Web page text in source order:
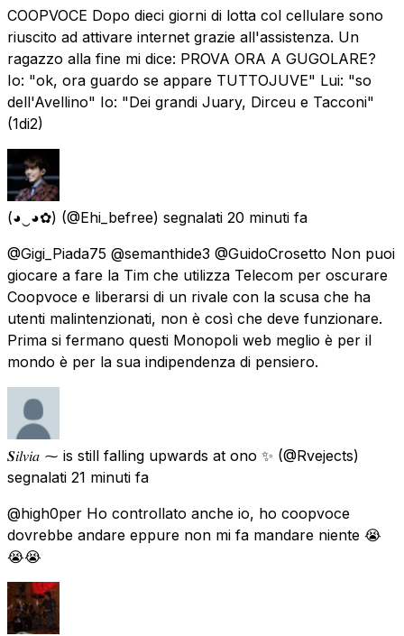
COOPVOCE Dopo dieci giorni di lotta col cellulare sono
riuscito ad attivare internet grazie all'assistenza. Un
ragazzo alla fine mi dice: PROVA ORA A GUGOLARE?
Io: "ok, ora guardo se appare TUTTOJUVE" Lui: "so
dell'Avellino" Io: "Dei grandi Juary, Dirceu e Tacconi"
(1di2)
(◕‿◕✿) (@Ehi_befree) segnalati 20 minuti fa
@Gigi_Piada75 @semanthide3 @GuidoCrosetto Non puoi
giocare a fare la Tim che utilizza Telecom per oscurare
Coopvoce e liberarsi di un rivale con la scusa che ha
utenti malintenzionati, non è così che deve funzionare.
Prima si fermano questi Monopoli web meglio è per il
mondo è per la sua indipendenza di pensiero.
𝑺𝑖𝑙𝑣𝑖𝑎 ⁓ is still falling upwards at ono ✨ (@Rvejects)
segnalati 21 minuti fa
@high0per Ho controllato anche io, ho coopvoce
dovrebbe andare eppure non mi fa mandare niente 😭
😭😭